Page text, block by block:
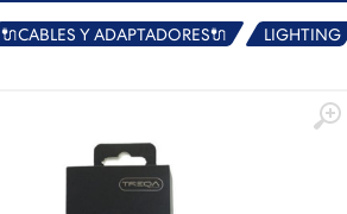
🔌CABLES Y ADAPTADORES🔌 LIGHTING